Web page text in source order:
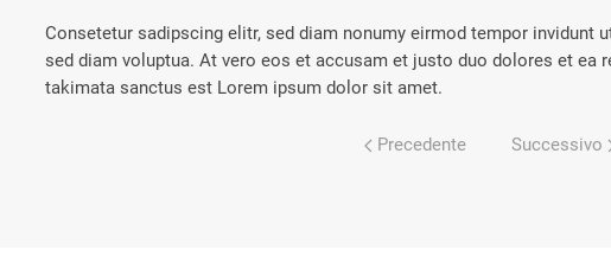
Consetetur sadipscing elitr, sed diam nonumy eirmod tempor invidunt
sed diam voluptua. At vero eos et accusam et justo duo dolores et ea
takimata sanctus est Lorem ipsum dolor sit amet.
Precedente Successivo